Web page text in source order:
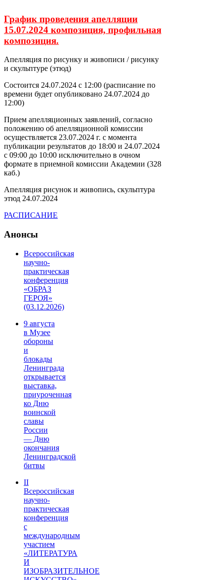
График проведения апелляции
15.07.2024 композиция, профильная
композиция.
Апелляция по рисунку и живописи / рисунку
и скульптуре (этюд)
Состоится 24.07.2024 с 12:00 (расписание по
времени будет опубликовано 24.07.2024 до
12:00)
Прием апелляционных заявлений, согласно
положению об апелляционной комиссии
осуществляется 23.07.2024 г. с момента
публикации результатов до 18:00 и 24.07.2024
с 09:00 до 10:00 исключительно в очном
формате в приемной комиссии Академии (328
каб.)
Апелляция рисунок и живопись, скульптура
этюд 24.07.2024
РАСПИСАНИЕ
Анонсы
Всероссийская
научно-
практическая
конференция
«ОБРАЗ
ГЕРОЯ»
(03.12.2026)
9 августа
в Музее
обороны
и
блокады
Ленинграда
открывается
выставка,
приуроченная
ко Дню
воинской
славы
России
— Дню
окончания
Ленинградской
битвы
II
Всероссийская
научно-
практическая
конференция
с
международным
участием
«ЛИТЕРАТУРА
И
ИЗОБРАЗИТЕЛЬНОЕ